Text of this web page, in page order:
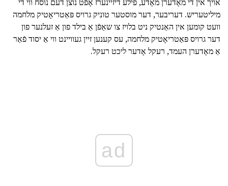
מיליטעריש. דעריבער, דער מוסטער טוניק גרויס פּאַטריאָטיק מלחמה
וועט קומען אין האַנטיק ניט בלויז צו שאַפֿן אַ בילד פון אַ זעלנער פון
דער גרויס פּאַטריאָטיק מלחמה, עס קענען זיין געוויינט ווי אַ יסוד פֿאַר
אַ מאָדערן העמד, רעקל אָדער ליכט רעקל.
ad